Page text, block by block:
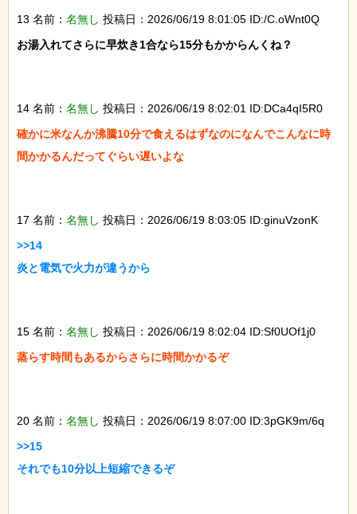
13 名前： 名無し 投稿日：2026/06/19 8:01:05 ID:/C.oWnt0Q
お湯入れてさらに早炊き1合なら15分もかからんくね？
14 名前： 名無し 投稿日：2026/06/19 8:02:01 ID:DCa4qI5R0
確かに米なんか沸騰10分で食えるはずなのになんでこんなに時
間かかるんだってぐらい遅いよな
17 名前： 名無し 投稿日：2026/06/19 8:03:05 ID:ginuVzonK
>>14
炎と電気で火力が違うから
15 名前： 名無し 投稿日：2026/06/19 8:02:04 ID:Sf0UOf1j0
蒸らす時間もあるからさらに時間かかるぞ
20 名前： 名無し 投稿日：2026/06/19 8:07:00 ID:3pGK9m/6q
>>15
それでも10分以上短縮できるぞ